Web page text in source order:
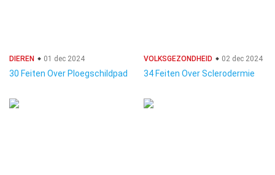
DIEREN 01 dec 2024
30 Feiten Over Ploegschildpad
VOLKSGEZONDHEID 02 dec 2024
34 Feiten Over Sclerodermie